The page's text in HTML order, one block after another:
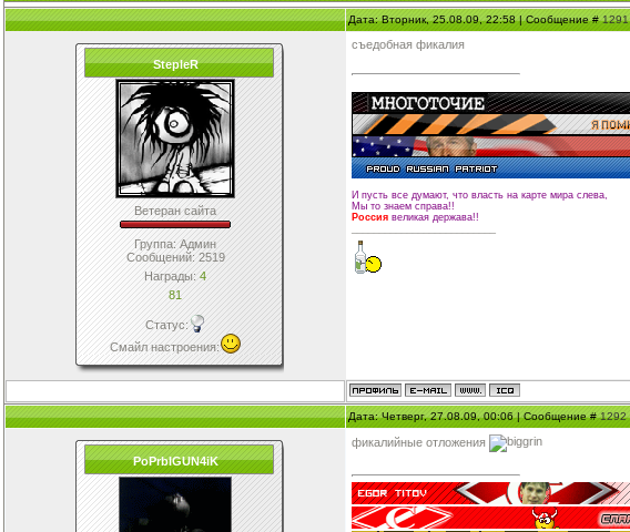
Дата: Вторник, 25.08.09, 22:58 | Сообщение #1291
StepleR
Ветеран сайта
Группа: Админ
Сообщений:2519
Награды:4
81
Статус:
Смайл настроения:
съедобная фикалия
И пусть все думают, что власть на карте мира слева,
Мы то знаем справа!!
Россия великая держава!!
Дата: Четверг, 27.08.09, 00:06 | Сообщение #1292
PoPrbIGUN4iK
фикалийные отложения